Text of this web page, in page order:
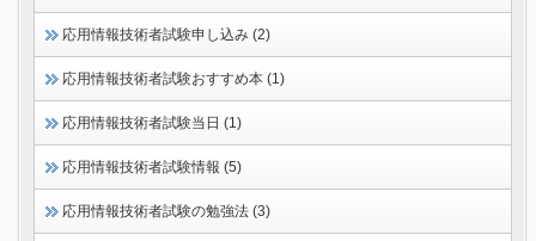
応用情報技術者試験申し込み (2)
応用情報技術者試験おすすめ本 (1)
応用情報技術者試験当日 (1)
応用情報技術者試験情報 (5)
応用情報技術者試験の勉強法 (3)